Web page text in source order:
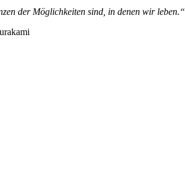
der Möglichkeiten sind, in denen wir leben.“